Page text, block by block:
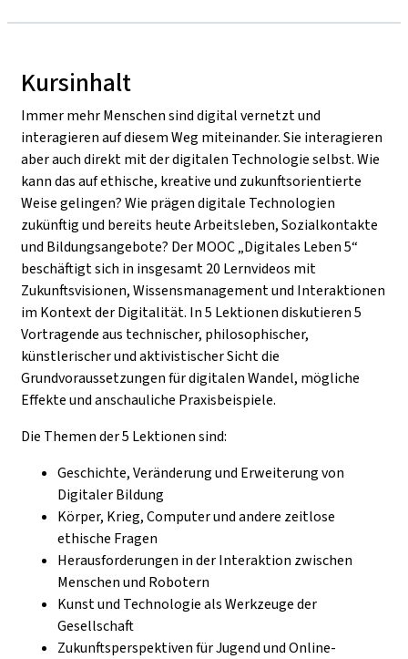
Kursinhalt
Immer mehr Menschen sind digital vernetzt und
interagieren auf diesem Weg miteinander. Sie interagieren
aber auch direkt mit der digitalen Technologie selbst. Wie
kann das auf ethische, kreative und zukunftsorientierte
Weise gelingen? Wie prägen digitale Technologien
zukünftig und bereits heute Arbeitsleben, Sozialkontakte
und Bildungsangebote? Der MOOC „Digitales Leben 5“
beschäftigt sich in insgesamt 20 Lernvideos mit
Zukunftsvisionen, Wissensmanagement und Interaktionen
im Kontext der Digitalität. In 5 Lektionen diskutieren 5
Vortragende aus technischer, philosophischer,
künstlerischer und aktivistischer Sicht die
Grundvoraussetzungen für digitalen Wandel, mögliche
Effekte und anschauliche Praxisbeispiele.
Die Themen der 5 Lektionen sind:
Geschichte, Veränderung und Erweiterung von
Digitaler Bildung
Körper, Krieg, Computer und andere zeitlose
ethische Fragen
Herausforderungen in der Interaktion zwischen
Menschen und Robotern
Kunst und Technologie als Werkzeuge der
Gesellschaft
Zukunftsperspektiven für Jugend und Online-